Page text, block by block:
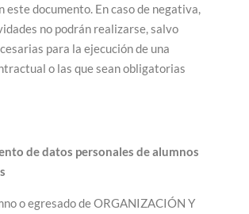
este documento. En caso de negativa,
no podrán realizarse, salvo
para la ejecución de una
o las que sean obligatorias
de datos personales de alumnos
o egresado de ORGANIZACIÓN Y